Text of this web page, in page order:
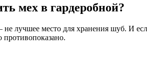
мех в гардеробной?
лучшее место для хранения шуб. И
противопоказано.